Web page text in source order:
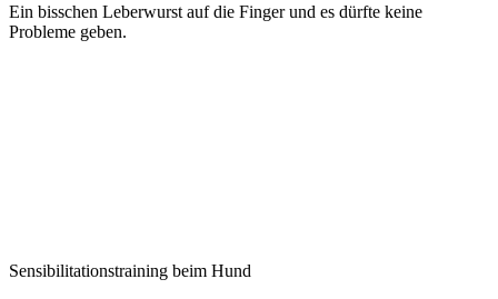
Ein bisschen Leberwurst auf die Finger und es dürfte keine
Probleme geben.
Sensibilitationstraining beim Hund